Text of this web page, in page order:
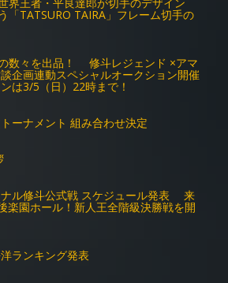
界王者・平良達郎が切手のデザイン
「TATSURO TAIRA」フレーム切手の
数々を出品！ 修斗レジェンド ×アマ
企画連動スペシャルオークション開催
3/5（日）22時まで！
ーナメント 組み合わせ決定
ナル修斗公式戦 スケジュール発表 来
園ホール！新人王全階級決勝戦を開
ランキング発表